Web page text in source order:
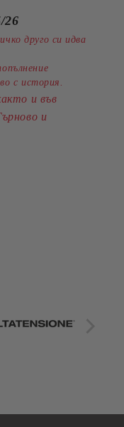
26
друго си идва
с история.
и във
и